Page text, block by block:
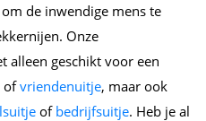
de inwendige mens te
Onze
alleen geschikt voor een
ofvriendenuitje, maar ook
of bedrijfsuitje. Heb je al